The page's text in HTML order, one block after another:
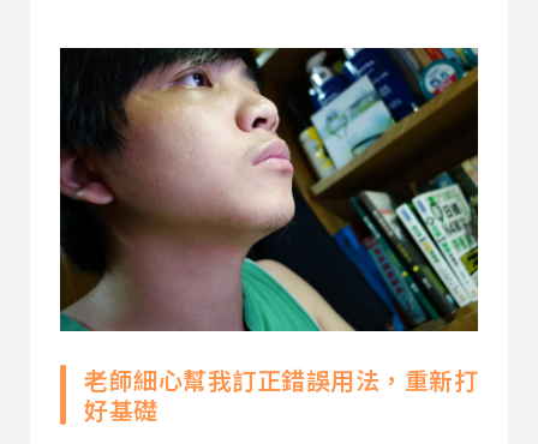
老師細心幫我訂正錯誤用法，重新打
好基礎